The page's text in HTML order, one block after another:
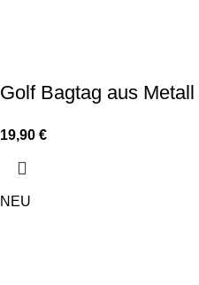
Golf Bagtag aus
19,90 €
NEU